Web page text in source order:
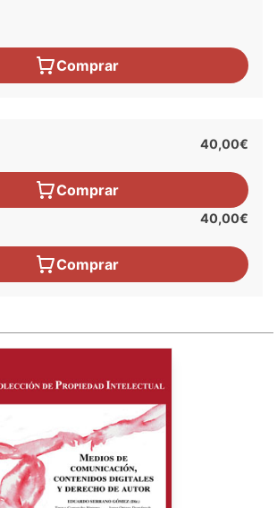
Comprar
40,00€
Comprar
40,00€
Comprar